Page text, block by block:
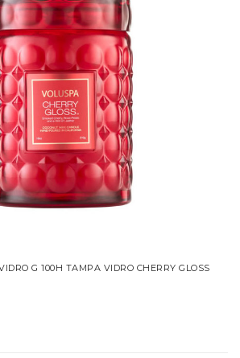
G 100H TAMPA VIDRO CHERRY GLOSS